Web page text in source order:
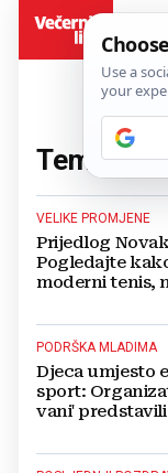
Tema:
VELIKE PROMJENE
Prijedlog
Pogledajte
moderni tenis,
PODRŠKA MLADIMA
Djeca umjesto
sport:
vani'